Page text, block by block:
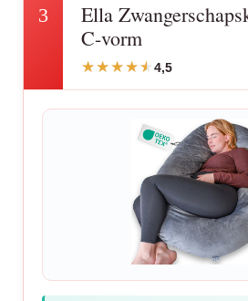
3
Ella
C-vorm
4,5